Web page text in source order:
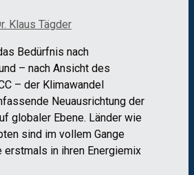
Klaus Tägder
Bedürfnis nach
– nach Ansicht des
– der Klimawandel
Neuausrichtung der
globaler Ebene. Länder wie
sind im vollem Gange
erstmals in ihren Energiemix